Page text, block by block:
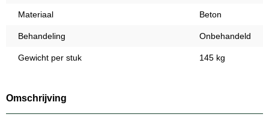
Materiaal Beton
Behandeling Onbehandeld
Gewicht per stuk 145 kg
Omschrijving